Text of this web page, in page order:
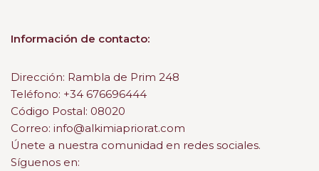
Información de contacto:
Dirección: Rambla de Prim 248
Teléfono: +34 676696444
Código Postal: 08020
Correo: info@alkimiapriorat.com
Únete a nuestra comunidad en redes sociales.
Síguenos en: